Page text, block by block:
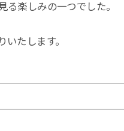
る楽しみの一つでした。
いたします。